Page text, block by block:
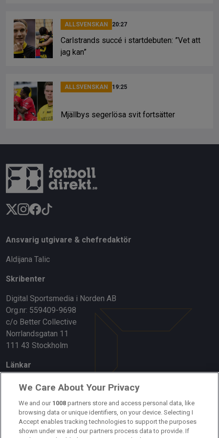
ALLSVENSKAN 20:27
Carlstrands succé i startdebuten: ”Vet att
jag kan”
ALLSVENSKAN 19:25
Mjällbys segerlösa svit fortsätter
Ansvarig utgivare & chefredaktör
Aldijana Talic
Skribenter
Digital Sportsmedia i Norden AB
Org.nr: 559409-9698
c/o Better Collective
Norrlandsgatan 11
111 43 Stockholm
Länkar
Om oss
Kontakta oss
Kundtjänst
We Care About Your Privacy
We and our 1008 partners store and access personal data, like
browsing data or unique identifiers, on your device. Selecting I
Accept enables tracking technologies to support the purposes
shown under we and our partners process data to provide. If